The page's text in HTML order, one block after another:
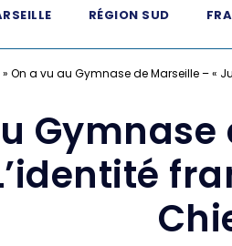
RÉGION SUD
» On a vu au Gymnase de Marseille – «